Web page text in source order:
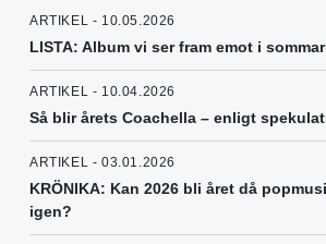
ARTIKEL - 10.05.2026
LISTA: Album vi ser fram emot i sommar
ARTIKEL - 10.04.2026
Så blir årets Coachella – enligt
ARTIKEL - 03.01.2026
KRÖNIKA: Kan 2026 bli året då
igen?